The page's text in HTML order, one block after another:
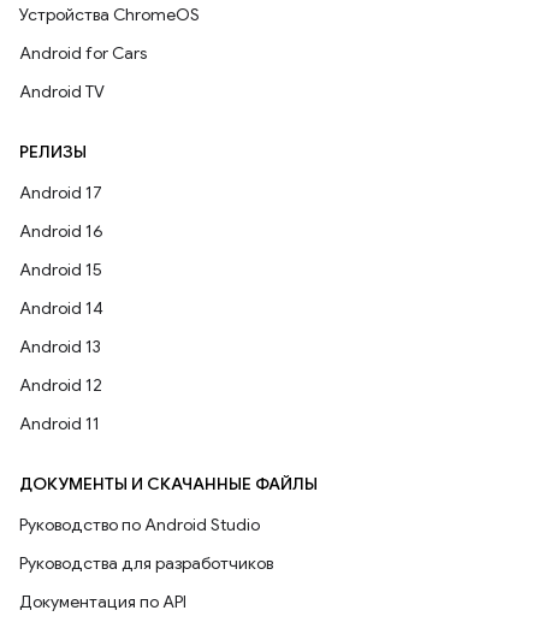
Устройства ChromeOS
Android for Cars
Android TV
РЕЛИЗЫ
Android 17
Android 16
Android 15
Android 14
Android 13
Android 12
Android 11
ДОКУМЕНТЫ И СКАЧАННЫЕ ФАЙЛЫ
Руководство по Android Studio
Руководства для разработчиков
Документация по API